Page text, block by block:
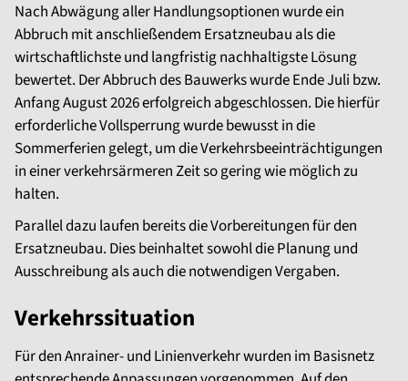
Nach Abwägung aller Handlungsoptionen wurde ein
Abbruch mit anschließendem Ersatzneubau als die
wirtschaftlichste und langfristig nachhaltigste Lösung
bewertet. Der Abbruch des Bauwerks wurde Ende Juli bzw.
Anfang August 2026 erfolgreich abgeschlossen. Die hierfür
erforderliche Vollsperrung wurde bewusst in die
Sommerferien gelegt, um die Verkehrsbeeinträchtigungen
in einer verkehrsärmeren Zeit so gering wie möglich zu
halten.
Parallel dazu laufen bereits die Vorbereitungen für den
Ersatzneubau. Dies beinhaltet sowohl die Planung und
Ausschreibung als auch die notwendigen Vergaben.
Verkehrssituation
Für den Anrainer- und Linienverkehr wurden im Basisnetz